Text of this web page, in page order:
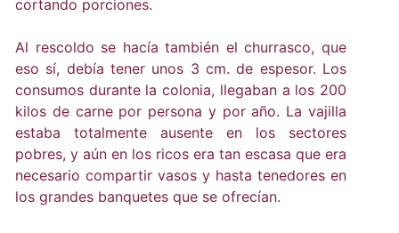
cortando porciones.
Al rescoldo se hacía también el churrasco, que
eso sí, debía tener unos 3 cm. de espesor. Los
consumos durante la colonia, llegaban a los 200
kilos de carne por persona y por año. La vajilla
estaba totalmente ausente en los sectores
pobres, y aún en los ricos era tan escasa que era
necesario compartir vasos y hasta tenedores en
los grandes banquetes que se ofrecían.